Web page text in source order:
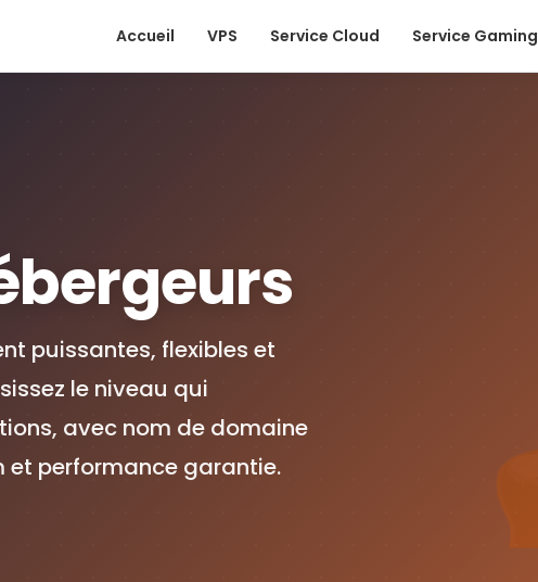
Accueil VPS Service Cloud Service Gaming
puissantes, flexibles et
le niveau qui
avec nom de domaine
et performance garantie.